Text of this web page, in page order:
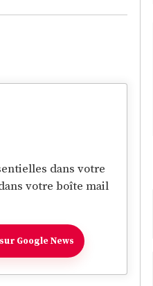
dans votre
votre boîte mail
Google News